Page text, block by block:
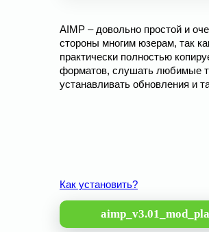
AIMP – довольно простой и
стороны многим юзерам, так
практически полностью
форматов, слушать любимые
устанавливать обновления и
Как установить?